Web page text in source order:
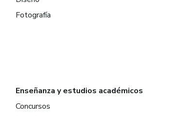
Fotografía
Enseñanza y estudios académicos
Concursos